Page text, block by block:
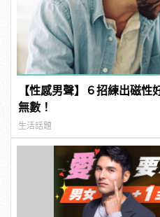
【性感男聲】６招練出磁
無數！
生活話題